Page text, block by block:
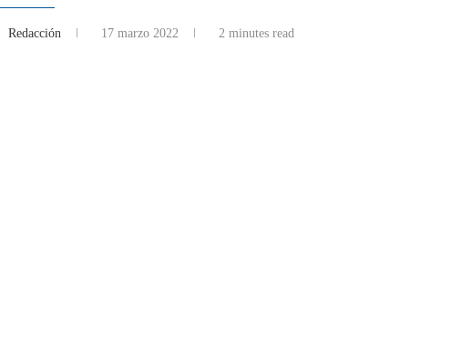
Redacción 17 marzo 2022 2 minutes read